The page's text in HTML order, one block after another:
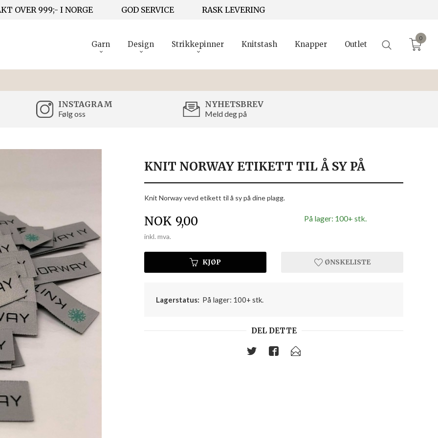
OVER 999;- I NORGE GOD SERVICE RASK LEVERING
Garn Design Strikkepinner Knitstash Knapper Outlet
0
INSTAGRAM
Følg oss
NYHETSBREV
Meld deg på
KNIT NORWAY ETIKETT TIL Å SY PÅ
Knit Norway vevd etikett til å sy på dine plagg.
Pris
NOK 9,00
inkl. mva.
På lager: 100+ stk.
KJØP ØNSKELISTE
Lagerstatus: På lager: 100+ stk.
DEL DETTE